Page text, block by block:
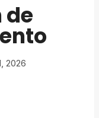
2026